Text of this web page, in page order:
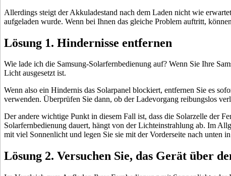
Allerdings steigt der Akkuladestand nach dem Laden nicht wie
aufgeladen wurde. Wenn bei Ihnen das gleiche Problem auftritt,
Lösung 1. Hindernisse entfernen
Wie lade ich die Samsung-Solarfernbedienung auf? Wenn Sie Ihre
Licht ausgesetzt ist.
Wenn also ein Hindernis das Solarpanel blockiert, entfernen Sie es
verwenden. Überprüfen Sie dann, ob der Ladevorgang reibungslos
Der andere wichtige Punkt in diesem Fall ist, dass die Solarzelle der
Solarfernbedienung dauert, hängt von der Lichteinstrahlung ab. Im
mit viel Sonnenlicht und legen Sie sie mit der Vorderseite nach unten
Lösung 2. Versuchen Sie, das Gerät über